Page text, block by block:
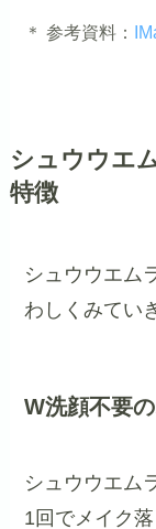
＊ 参考資料：
シュウウエ
特徴
シュウウエム
わしくみてい
W洗顔不要
シュウウエム
1回でメイク